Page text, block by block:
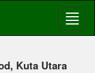
Kuta Utara